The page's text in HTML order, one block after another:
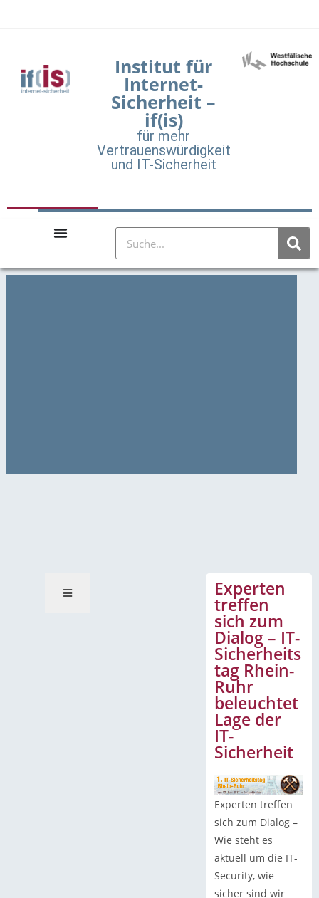
Institut für
Internet-
Sicherheit –
if(is)
für mehr
Vertrauenswürdigkeit
und IT-Sicherheit
Experten
treffen
sich zum
Dialog – IT-
Sicherheits
tag Rhein-
Ruhr
beleuchtet
Lage der
IT-
Sicherheit
Experten treffen
sich zum Dialog –
Wie steht es
aktuell um die IT-
Security, wie
sicher sind wir